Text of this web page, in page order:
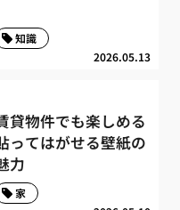
2026.05.13
知識
貸物件でも楽しめる
ってはがせる壁紙の
力
家